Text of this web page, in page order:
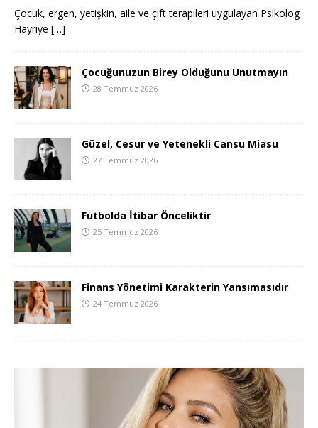
Çocuk, ergen, yetişkin, aile ve çift terapileri uygulayan Psikolog
Hayriye […]
Çocuğunuzun Birey Olduğunu Unutmayın
28 Temmuz 2026
Güzel, Cesur ve Yetenekli Cansu Miasu
27 Temmuz 2026
Futbolda İtibar Önceliktir
25 Temmuz 2026
Finans Yönetimi Karakterin Yansımasıdır
24 Temmuz 2026